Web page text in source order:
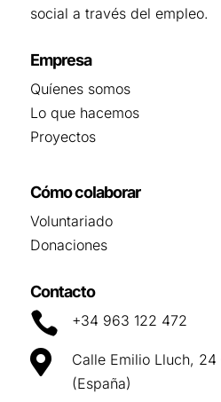
social a través del empleo.
Empresa
Quíenes somos
Lo que hacemos
Proyectos
Cómo colaborar
Voluntariado
Donaciones
Contacto
 +34 963 122 472

Calle Emilio Lluch, 24
(España)